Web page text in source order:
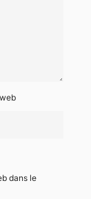
dans le